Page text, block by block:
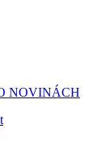
NOVINÁCH